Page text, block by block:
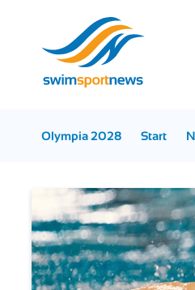
Olympia 2028 Start